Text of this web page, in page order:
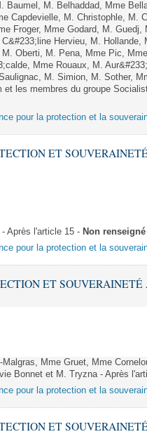
Baumel, M. Belhaddad, Mme
Capdevielle, M. Christophle, M.
Froger, Mme Godard, M.
C&#233;line Hervieu, M.
M. Oberti, M. Pena, Mme Pic,
Mme Rouaux, M.
M. Simion, M. Sother,
les membres du groupe
pour la protection et la
ET
Après l'article 15 - Non renseigné
pour la protection et la
ET SOUVERAINETÉ
Mme Gruet, Mme
Bonnet et M. Tryzna - Après
pour la protection et la
ET